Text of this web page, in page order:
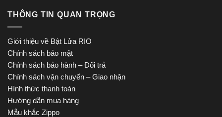
THÔNG TIN QUAN TRỌNG
Giới thiệu về Bật Lửa RIO
Chính sách bảo mật
Chính sách bảo hành – Đổi trả
Chính sách vận chuyển – Giao nhận
Hình thức thanh toán
Hướng dẫn mua hàng
Mẫu khắc Zippo